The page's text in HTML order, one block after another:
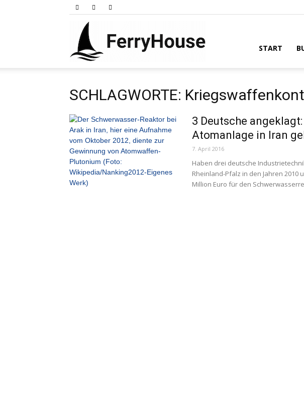
START
SCHLAGWORTE:
3 Deutsche
Atomanlage in Iran
7. April 2016
Haben drei deutsche
Rheinland-Pfalz in den Jahren 2010
Million Euro für den